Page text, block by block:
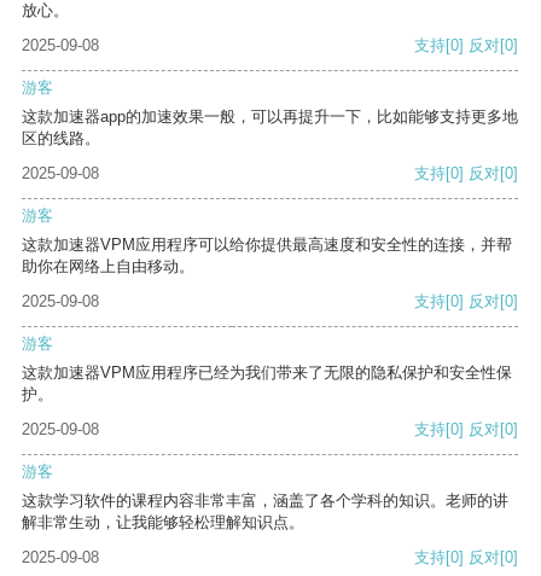
放心。
2025-09-08
支持[0] 反对[0]
游客
这款加速器app的加速效果一般，可以再提升一下，比如能够支持更多地
区的线路。
2025-09-08
支持[0] 反对[0]
游客
这款加速器VPM应用程序可以给你提供最高速度和安全性的连接，并帮
助你在网络上自由移动。
2025-09-08
支持[0] 反对[0]
游客
这款加速器VPM应用程序已经为我们带来了无限的隐私保护和安全性保
护。
2025-09-08
支持[0] 反对[0]
游客
这款学习软件的课程内容非常丰富，涵盖了各个学科的知识。老师的讲
解非常生动，让我能够轻松理解知识点。
2025-09-08
支持[0] 反对[0]